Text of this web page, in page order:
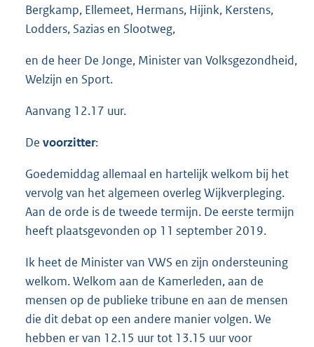
Bergkamp, Ellemeet, Hermans, Hijink, Kerstens,
Lodders, Sazias en Slootweg,
en de heer De Jonge, Minister van Volksgezondheid,
Welzijn en Sport.
Aanvang 12.17 uur.
De voorzitter:
Goedemiddag allemaal en hartelijk welkom bij het
vervolg van het algemeen overleg Wijkverpleging.
Aan de orde is de tweede termijn. De eerste termijn
heeft plaatsgevonden op 11 september 2019.
Ik heet de Minister van VWS en zijn ondersteuning
welkom. Welkom aan de Kamerleden, aan de
mensen op de publieke tribune en aan de mensen
die dit debat op een andere manier volgen. We
hebben er van 12.15 uur tot 13.15 uur voor